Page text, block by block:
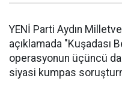
YENİ Parti Aydın
açıklamada "Kuşadası
operasyonun üçüncü
siyasi kumpas